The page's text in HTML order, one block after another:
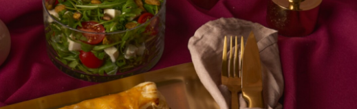
Donnerstag
DONNERSTAG 09:00 19:00
Freitag
FREITAG 09:00
Samstag
SAMSTAG 09:00